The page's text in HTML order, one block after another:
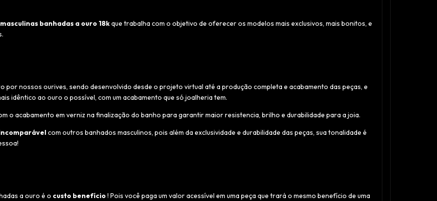
banhadas a ouro 18kque trabalha com o objetivo de oferecer os modelos mais exclusivos, mais bonitos, e
por nossos ourives, sendo desenvolvido desde o projeto virtual até a produção completa e acabamento das peças, e
idêntico ao ouro o possível, com um acabamento que só joalheria tem.
o acabamento em verniz na finalização do banho para garantir maior resistencia, brilho e durabilidade para a joia.
com outros banhados masculinos, pois além da exclusividade e durabilidade das peças, sua tonalidade é
a ouro é o custo benefício! Pois você paga um valor acessível em uma peça que trará o mesmo benefício de uma